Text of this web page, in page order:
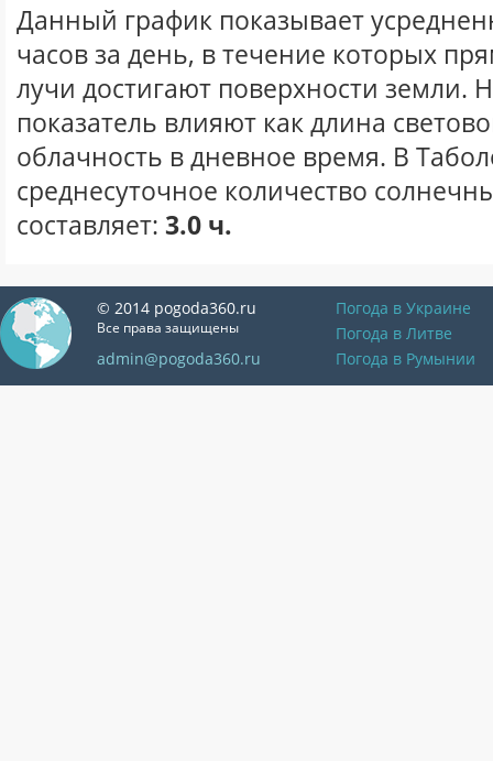
Данный график показывает
часов за день, в течение которых
лучи достигают поверхности земли.
показатель влияют как длина
облачность в дневное время. В
среднесуточное количество
составляет: 3.0 ч.
© 2014 pogoda360.ru
Все права защищены
admin@pogoda360.ru
Погода в Украине
Погода в Литве
Погода в Румынии